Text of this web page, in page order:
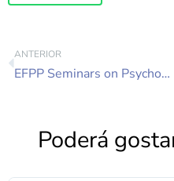
ANTERIOR
EFPP Seminars on Psychoanalytic Group Psychotherapy in Europe 20th November 2022
Poderá